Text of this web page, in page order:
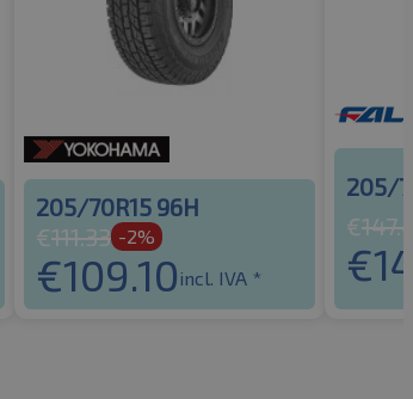
205/70R15 96H
€111.33 -2%
€109.10 incl. IVA *
205/
€147.48
€